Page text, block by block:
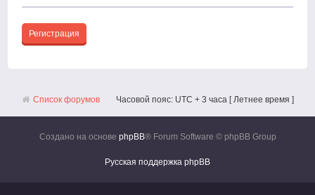
Регистрация
Список форумов Часовой пояс: UTC + 3 часа [ Летнее время ]
Создано на основе phpBB® Forum Software © phpBB Group
Русская поддержка phpBB